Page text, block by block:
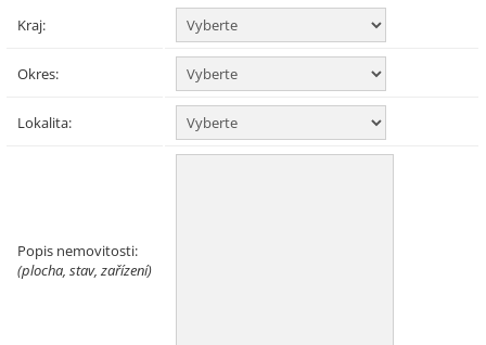
Kraj:
Okres:
Lokalita:
Popis nemovitosti:
(plocha, stav, zařízení)